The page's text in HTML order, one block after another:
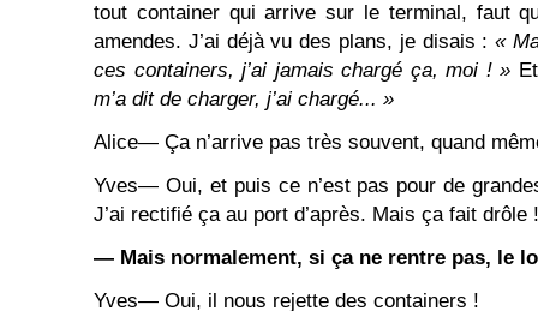
tout container qui arrive sur le terminal, faut
amendes. J’ai déjà vu des plans, je disais :« M
ces containers, j’ai jamais chargé ça, moi ! »
m’a dit de charger, j’ai chargé... »
Alice― Ça n’arrive pas très souvent, quand
Yves― Oui, et puis ce n’est pas pour de
J’ai rectifié ça au port d’après. Mais ça fait
― Mais normalement, si ça ne rentre pas, le
Yves― Oui, il nous rejette des containers !